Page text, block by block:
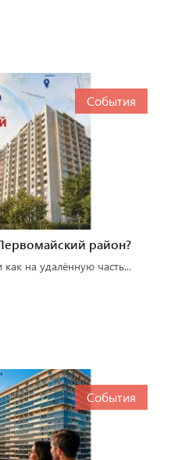
События
район?
на удалённую часть...
События